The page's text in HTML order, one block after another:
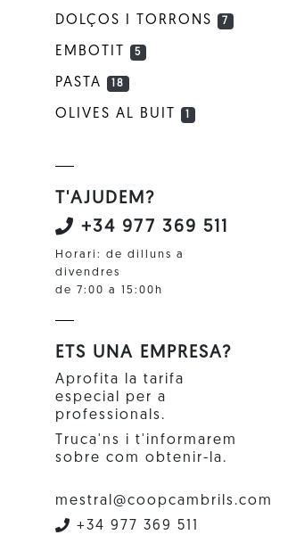
DOLÇOS I TORRONS 7
EMBOTIT 5
PASTA 18
OLIVES AL BUIT 1
T'AJUDEM?
+34 977 369 511
Horari: de dilluns a
divendres
de 7:00 a 15:00h
ETS UNA EMPRESA?
Aprofita la tarifa
especial per a
professionals.
Truca'ns i t'informarem
sobre com obtenir-la.
mestral@coopcambrils.com
+34 977 369 511